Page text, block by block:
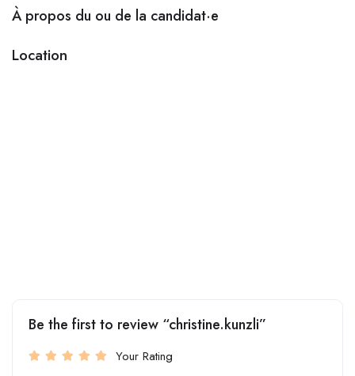
À propos du ou de la candidat·e
Location
Be the first to review “christine.kunzli”
Your Rating